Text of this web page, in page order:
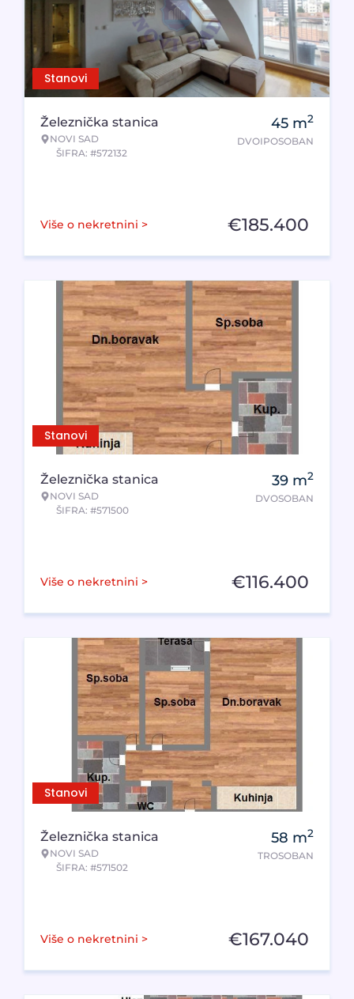
Stanovi
Železnička stanica
NOVI SAD
ŠIFRA: #572132
45 m2
DVOIPOSOBAN
Više o nekretnini > €185.400
Stanovi
Železnička stanica
NOVI SAD
ŠIFRA: #571500
39 m2
DVOSOBAN
Više o nekretnini > €116.400
Stanovi
Železnička stanica
NOVI SAD
ŠIFRA: #571502
58 m2
TROSOBAN
Više o nekretnini > €167.040